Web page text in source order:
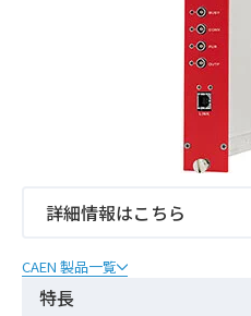
詳細情報はこちら
CAEN 製品一覧
特長